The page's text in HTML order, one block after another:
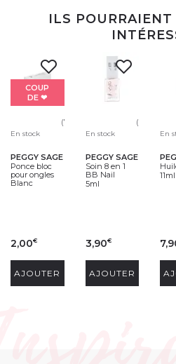
ILS
COUP
DE ❤
(77)
En stock
PEGGY SAGE
Ponce bloc
pour ongles
Blanc
2,00€
AJOUTER
(64)
En stock
PEGGY SAGE
Soin 8 en 1
BB Nail
5ml
3,90€
AJOUTER
En
11ml